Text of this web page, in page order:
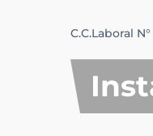
C.C.Laboral N°